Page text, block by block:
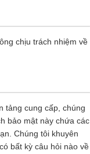
chịu trách nhiệm về
tảng cung cấp, chúng
bảo mật này chứa các
Chúng tôi khuyên
bất kỳ câu hỏi nào về